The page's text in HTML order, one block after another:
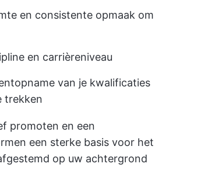
en consistente opmaak om
en carrièreniveau
van je kwalificaties
trekken
promoten en een
een sterke basis voor het
op uw achtergrond